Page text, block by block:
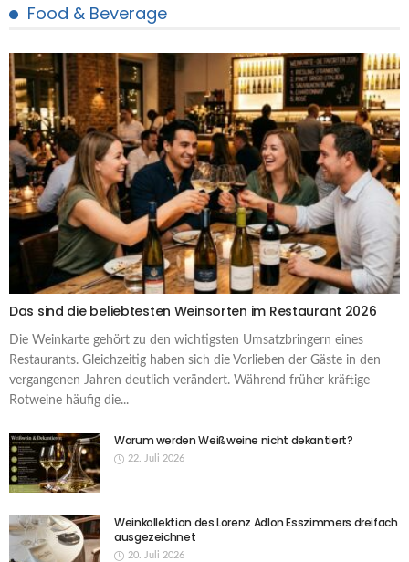
Food & Beverage
Das sind die beliebtesten Weinsorten im Restaurant 2026
Die Weinkarte gehört zu den wichtigsten Umsatzbringern eines
Restaurants. Gleichzeitig haben sich die Vorlieben der Gäste in den
vergangenen Jahren deutlich verändert. Während früher kräftige
Rotweine häufig die...
Warum werden Weißweine nicht dekantiert?
22. Juli 2026
Weinkollektion des Lorenz Adlon Esszimmers dreifach
ausgezeichnet
20. Juli 2026